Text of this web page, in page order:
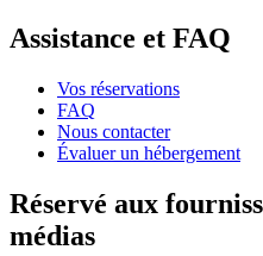
Assistance et FAQ
Vos réservations
FAQ
Nous contacter
Évaluer un hébergement
Réservé aux
médias